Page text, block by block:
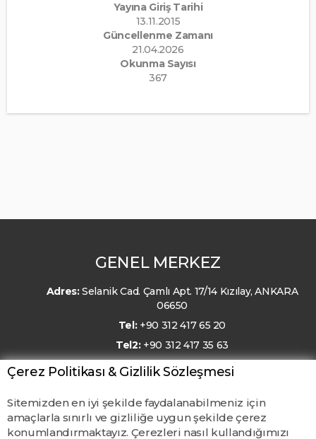
Yayına Giriş Tarihi
13.11.2015
Güncellenme Zamanı
21.04.2026
Okunma Sayısı
367
GENEL MERKEZ
Adres:Selanik Cad. Çamlı Apt. 17/14 Kızılay, ANKARA
06650
Tel: +90 312 417 65 20
Tel2: +90 312 417 35 63
E-Posta: kmo@kmo.org.tr
Çerez Politikası & Gizlilik Sözleşmesi
Sitemizden en iyi şekilde faydalanabilmeniz için
amaçlarla sınırlı ve gizliliğe uygun şekilde çerez
konumlandırmaktayız. Çerezleri nasıl kullandığımızı